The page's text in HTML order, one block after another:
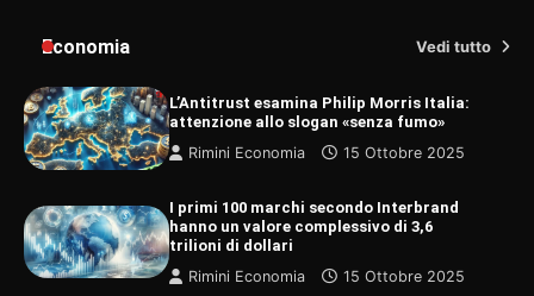
Economia Vedi tutto
L’Antitrust esamina Philip Morris Italia:
attenzione allo slogan «senza fumo»
Rimini Economia
15 Ottobre 2025
I primi 100 marchi secondo Interbrand
hanno un valore complessivo di 3,6
trilioni di dollari
Rimini Economia
15 Ottobre 2025